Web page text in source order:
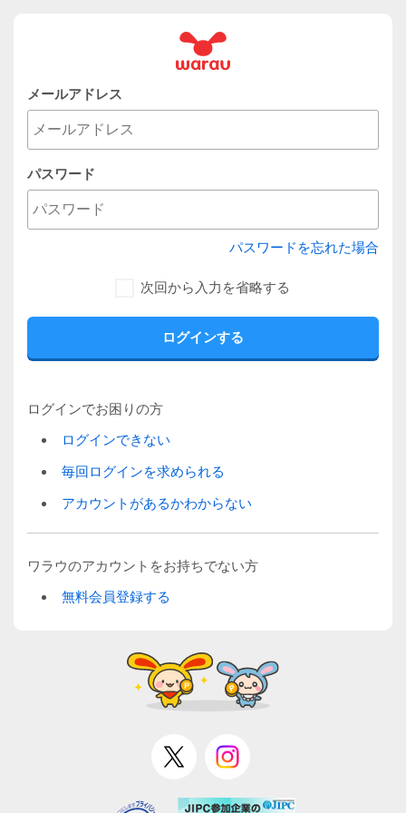
メールアドレス
パスワード
パスワードを忘れた場合
次回から入力を省略する
ログインでお困りの方
ログインできない
毎回ログインを求められる
アカウントがあるかわからない
ワラウのアカウントをお持ちでない方
無料会員登録する